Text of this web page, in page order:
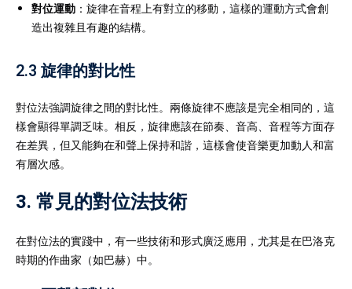
對位運動 ：旋律在音程上有對立的移動，這樣的運動方式會創
造出複雜且有趣的結構。
2.3 旋律的對比性
對位法強調旋律之間的對比性。兩條旋律不應該是完全相同的，這
樣會顯得單調乏味。相反，旋律應該在節奏、音高、音程等方面存
在差異，但又能夠在和聲上保持和諧，這樣會使音樂更加動人和富
有層次感。
3. 常見的對位法技術
在對位法的實踐中，有一些技術和形式廣泛應用，尤其是在巴洛克
時期的作曲家（如巴赫）中。